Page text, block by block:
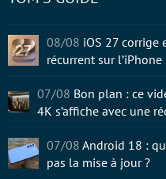
08/08 iOS 27 corrige
récurrent sur l’iPhone
07/08 Bon plan : ce
4K s’affiche avec une
07/08 Android 18 :
pas la mise à jour ?